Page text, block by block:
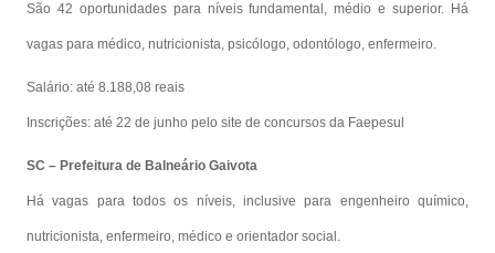
São 42 oportunidades para níveis fundamental, médio e superior. Há
vagas para médico, nutricionista, psicólogo, odontólogo, enfermeiro.
Salário: até 8.188,08 reais
Inscrições: até 22 de junho pelo site de concursos da Faepesul
SC – Prefeitura de Balneário Gaivota
Há vagas para todos os níveis, inclusive para engenheiro químico,
nutricionista, enfermeiro, médico e orientador social.